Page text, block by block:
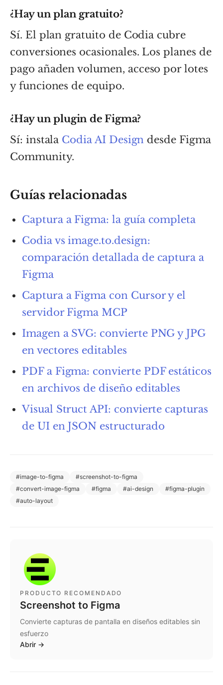
¿Hay un plan gratuito?
Sí. El plan gratuito de Codia cubre
conversiones ocasionales. Los planes de
pago añaden volumen, acceso por lotes
y funciones de equipo.
¿Hay un plugin de Figma?
Sí: instala Codia AI Design desde Figma
Community.
Guías relacionadas
Captura a Figma: la guía completa
Codia vs image.to.design:
comparación detallada de captura a
Figma
Captura a Figma con Cursor y el
servidor Figma MCP
Imagen a SVG: convierte PNG y JPG
en vectores editables
PDF a Figma: convierte PDF estáticos
en archivos de diseño editables
Visual Struct API: convierte capturas
de UI en JSON estructurado
#image-to-figma #screenshot-to-figma
#convert-image-figma #figma #ai-design #figma-plugin
#auto-layout
PRODUCTO RECOMENDADO
Screenshot to Figma
Convierte capturas de pantalla en diseños editables sin
esfuerzo
Abrir →